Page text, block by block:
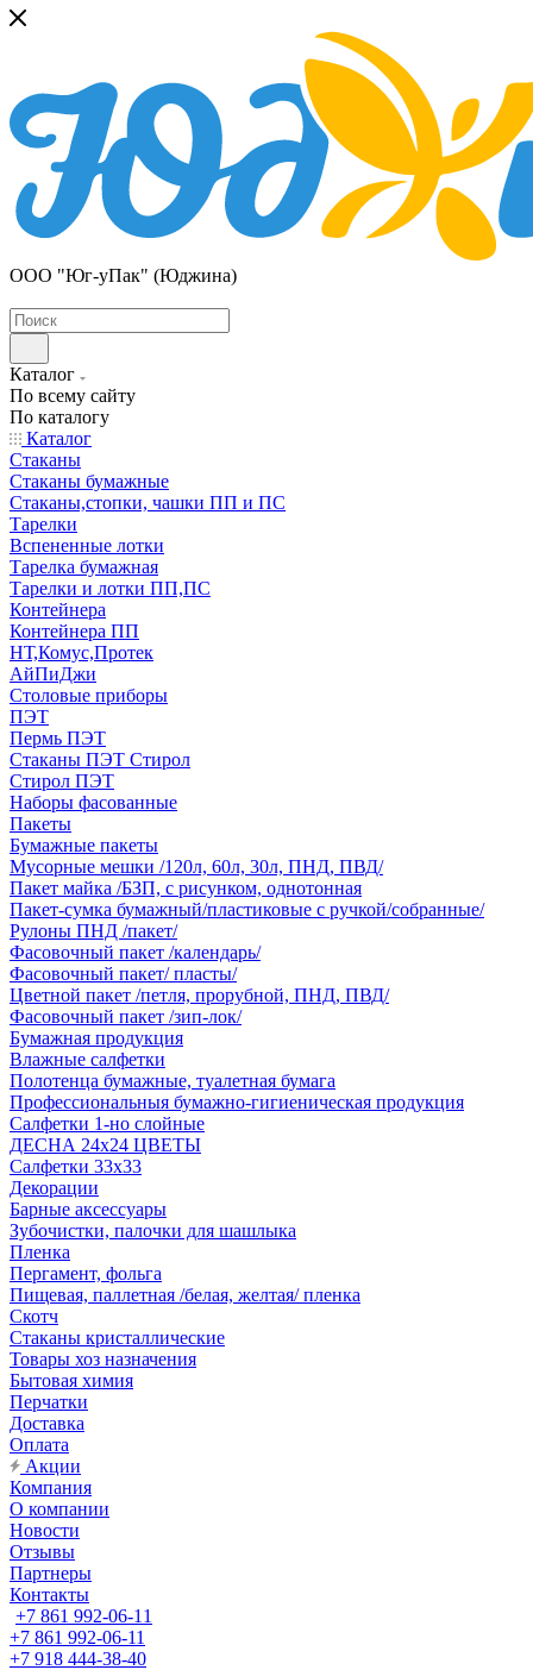
ООО "Юг-уПак" (Юджина)
Каталог
По всему сайту
По каталогу
Каталог
Стаканы
Стаканы бумажные
Стаканы,стопки, чашки ПП и ПС
Тарелки
Вспененные лотки
Тарелка бумажная
Тарелки и лотки ПП,ПС
Контейнера
Контейнера ПП
НТ,Комус,Протек
АйПиДжи
Столовые приборы
ПЭТ
Пермь ПЭТ
Стаканы ПЭТ Стирол
Стирол ПЭТ
Наборы фасованные
Пакеты
Бумажные пакеты
Мусорные мешки /120л, 60л, 30л, ПНД, ПВД/
Пакет майка /БЗП, с рисунком, однотонная
Пакет-сумка бумажный/пластиковые с ручкой/собранные/
Рулоны ПНД /пакет/
Фасовочный пакет /календарь/
Фасовочный пакет/ пласты/
Цветной пакет /петля, прорубной, ПНД, ПВД/
Фасовочный пакет /зип-лок/
Бумажная продукция
Влажные салфетки
Полотенца бумажные, туалетная бумага
Профессиональныя бумажно-гигиеническая продукция
Салфетки 1-но слойные
ДЕСНА 24х24 ЦВЕТЫ
Салфетки 33х33
Декорации
Барные аксессуары
Зубочистки, палочки для шашлыка
Пленка
Пергамент, фольга
Пищевая, паллетная /белая, желтая/ пленка
Скотч
Стаканы кристаллические
Товары хоз назначения
Бытовая химия
Перчатки
Доставка
Оплата
Акции
Компания
О компании
Новости
Отзывы
Партнеры
Контакты
+7 861 992-06-11
+7 861 992-06-11
+7 918 444-38-40